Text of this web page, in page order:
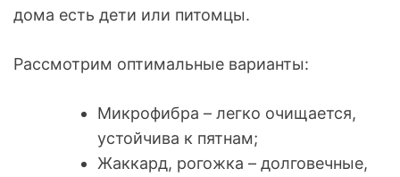
дома есть дети или питомцы.
Рассмотрим оптимальные варианты:
Микрофибра – легко очищается,
устойчива к пятнам;
Жаккард, рогожка – долговечные,